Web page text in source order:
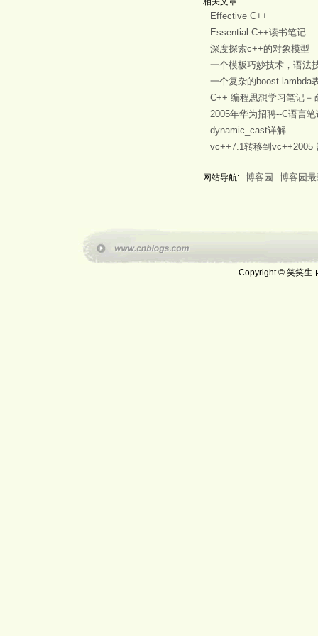
Effective C++
Essential C++读书笔记
深度探索c++的对象模型
一个模板巧妙技术，语法
一个复杂的boost.lambda
C++ 编程思想学习笔记－
2005年华为招聘--C语言
dynamic_cast详解
vc++7.1转移到vc++2005
网站导航: 博客园 博客园
Copyright © 笑笑生